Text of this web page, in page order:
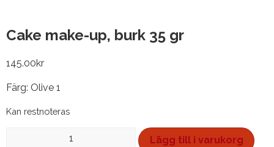
Cake make-up, burk 35 gr
145.00kr
Färg: Olive 1
Kan restnoteras
Lägg till i varukorg